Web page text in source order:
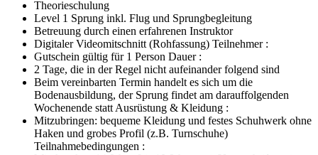
Theorieschulung
Level 1 Sprung inkl. Flug und Sprungbegleitung
Betreuung durch einen erfahrenen Instruktor
Digitaler Videomitschnitt (Rohfassung) Teilnehmer :
Gutschein gültig für 1 Person Dauer :
2 Tage, die in der Regel nicht aufeinander folgend sind
Beim vereinbarten Termin handelt es sich um die
Bodenausbildung, der Sprung findet am darauffolgenden
Wochenende statt Ausrüstung & Kleidung :
Mitzubringen: bequeme Kleidung und festes Schuhwerk ohne
Haken und grobes Profil (z.B. Turnschuhe)
Teilnahmebedingungen :